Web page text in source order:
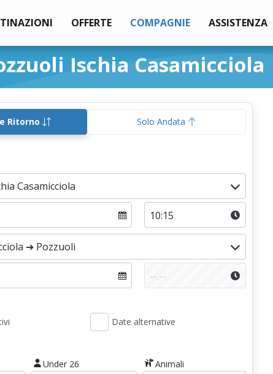
OFFERTE COMPAGNIE ASSISTENZA
Ischia Casamicciola
Ritorno Solo Andata
Date alternative
Under 26 Animali